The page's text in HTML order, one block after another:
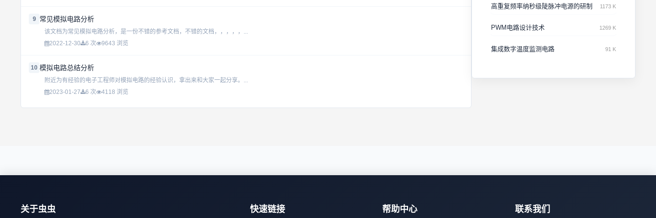
9 常见模拟电路分析
该文档为常见模拟电路分析，是一份不错的参考文档，不错的文档，，，，，...
2022-12-30
6 次 9643 浏览
10 模拟电路总结分析
附近为有经验的电子工程师对模拟电路的经验认识，拿出来和大家一起分享。...
2023-01-27
6 次 4118 浏览
高重复频率纳秒级陡脉冲电源的研制 1173 K
PWM电路设计技术 1269 K
集成数字温度监测电路 91 K
关于虫虫 快速链接 帮助中心 联系我们